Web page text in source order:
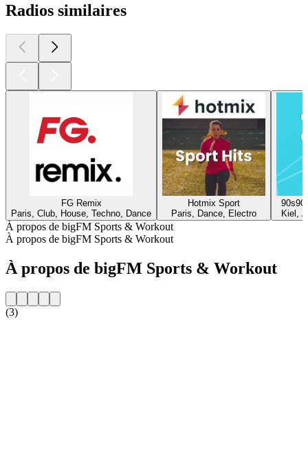
Radios similaires
FG Remix
Paris, Club, House, Techno, Dance
Hotmix Sport
Paris, Dance, Electro
Kiel,
À propos de bigFM Sports & Workout
À propos de bigFM Sports & Workout
À propos de bigFM Sports & Workout
(3)